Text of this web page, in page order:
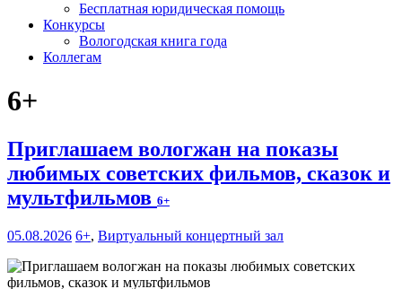
Бесплатная юридическая помощь
Конкурсы
Вологодская книга года
Коллегам
6+
Приглашаем вологжан на показы
любимых советских фильмов, сказок и
мультфильмов 6+
05.08.2026 6+, Виртуальный концертный зал